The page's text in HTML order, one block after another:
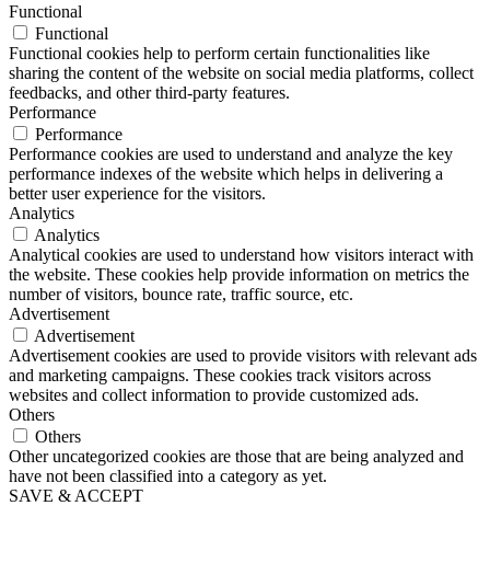
Functional
Functional
Functional cookies help to perform certain functionalities like
sharing the content of the website on social media platforms, collect
feedbacks, and other third-party features.
Performance
Performance
Performance cookies are used to understand and analyze the key
performance indexes of the website which helps in delivering a
better user experience for the visitors.
Analytics
Analytics
Analytical cookies are used to understand how visitors interact with
the website. These cookies help provide information on metrics the
number of visitors, bounce rate, traffic source, etc.
Advertisement
Advertisement
Advertisement cookies are used to provide visitors with relevant ads
and marketing campaigns. These cookies track visitors across
websites and collect information to provide customized ads.
Others
Others
Other uncategorized cookies are those that are being analyzed and
have not been classified into a category as yet.
SAVE & ACCEPT